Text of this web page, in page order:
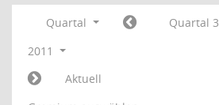
Quartal
Quartal 3
2011
Aktuell